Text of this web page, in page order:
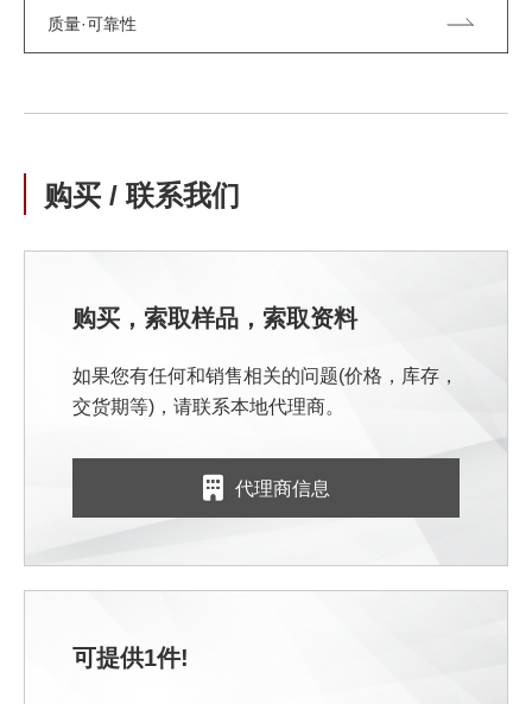
质量·可靠性
购买 / 联系我们
购买，索取样品，索取资料
如果您有任何和销售相关的问题(价格，库存，
交货期等)，请联系本地代理商。
代理商信息
可提供1件!